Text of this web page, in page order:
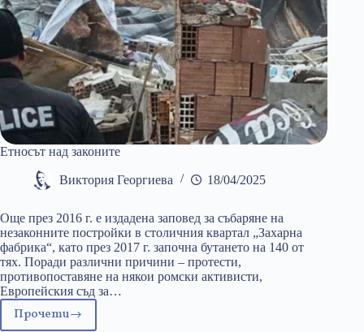
Етносът над законите
Виктория Георгиева 18/04/2025
Още през 2016 г. е издадена заповед за събаряне на
незаконните постройки в столичния квартал „Захарна
фабрика“, като през 2017 г. започна бутането на 140 от
тях. Поради различни причини – протести,
противопоставяне на някои ромски активисти,
Европейския съд за…
ПрочетиЕтносът